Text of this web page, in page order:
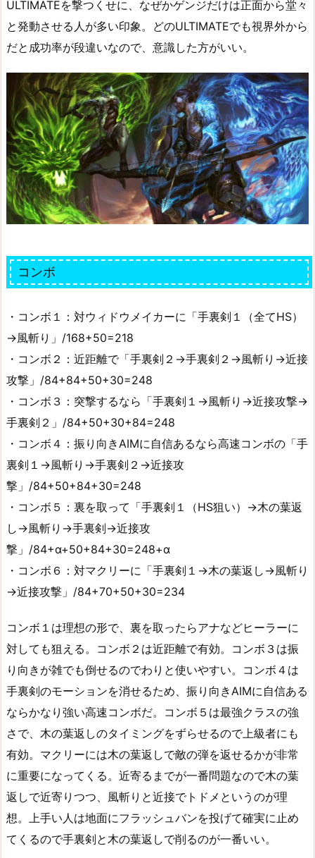
ULTIMATEを撃つくせに、なぜかゲンジだけは正面から堂々
と発動させる人が多い印象。どのULTIMATEでも視界外から
だと成功率が段違いなので、意識した方がいい。
コンボ
・コンボ１：対ウィドウメイカーに「手裏剣１（全てHS）
→風斬り」/168+50=218
・コンボ２：近距離で「手裏剣２→手裏剣２→風斬り→近接
攻撃」/84+84+50+30=248
・コンボ３：突撃するなら「手裏剣１→風斬り→近接攻撃→
手裏剣２」/84+50+30+84=248
・コンボ４：振り向きAIMに自信あるなら高速コンボの「手
裏剣１→風斬り→手裏剣２→近接攻
撃」/84+50+84+30=248
・コンボ５：裏を取って「手裏剣１（HS狙い）→木の葉返
し→風斬り→手裏剣→近接攻
撃」/84+α+50+84+30=248+α
・コンボ６：対マクリーに「手裏剣１→木の葉返し→風斬り
→近接攻撃」/84+70+50+30=234
コンボ１は理想の形で、裏を取ったらアナなどヒーラーに
対しても狙える。コンボ２は近距離で有効。コンボ３は振
り向きが雑でも倒せるのでわりと使いやすい。コンボ４は
手裏剣のモーションを消せるため、振り向きAIMに自信ある
ならかなり強い高速コンボだ。コンボ５は最強クラスの強
さで、木の葉返しのタイミングをずらせるので上級者にも
有効。マクリーには木の葉返しで敵の弾を返せるかが非常
に重要になってくる。近寄るまでが一番問題なので木の葉
返しで近寄りつつ、風斬りと近接でトドメというのが理
想。上手い人は地面にフラッシュバンを投げて確実に止め
てくるので手裏剣と木の葉返しで削るのが一番いい。